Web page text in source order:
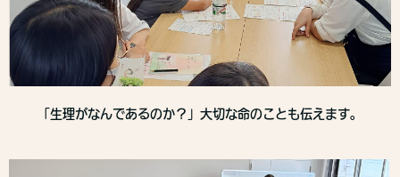
「生理がなんであるのか？」大切な命のことも伝えます。